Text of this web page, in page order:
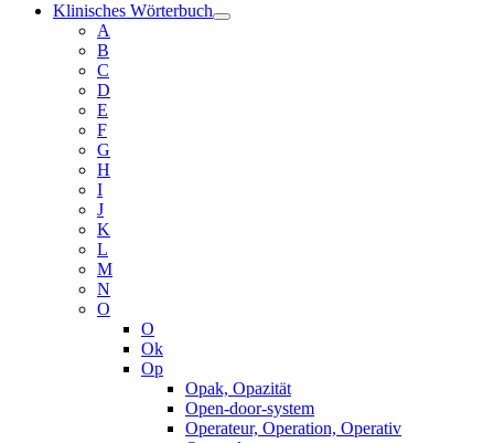
Klinisches Wörterbuch
A
B
C
D
E
F
G
H
I
J
K
L
M
N
O
O
Ok
Op
Opak, Opazität
Open-door-system
Operateur, Operation, Operativ